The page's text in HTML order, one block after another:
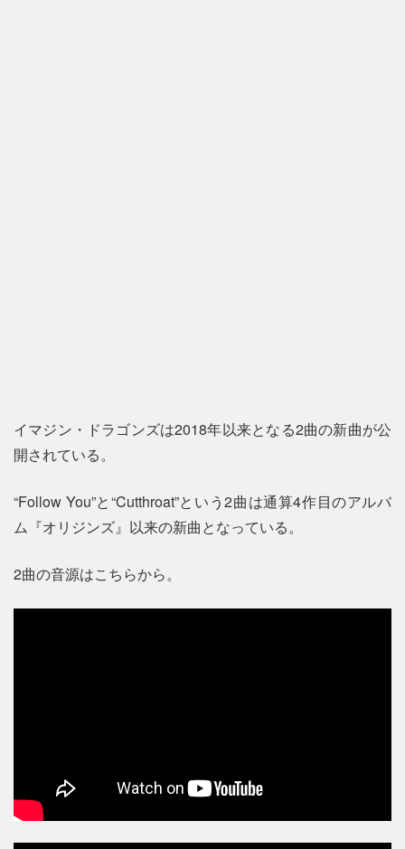
イマジン・ドラゴンズは2018年以来となる2曲の新曲が公
開されている。
“Follow You”と“Cutthroat”という2曲は通算4作目のアルバ
ム『オリジンズ』以来の新曲となっている。
2曲の音源はこちらから。